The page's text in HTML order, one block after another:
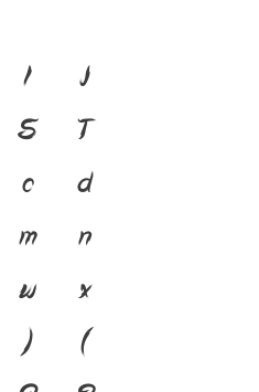
I
J
S
T
c
d
m
n
w
x
]
{
ามเป็น
ชื่อมตัว
ตัว
าดำรง
สการ
ง